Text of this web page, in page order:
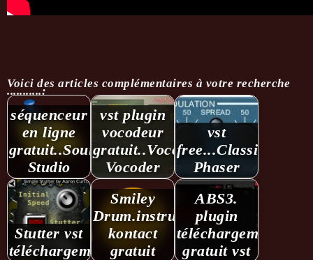
Voici des articles complémentaires à votre recherche
...........:
séquenceur
en ligne
gratuit..Soundation
Studio
vst plugin
vocodeur
gratuit..Vocov
Vocoder
vst
free...Classic
Phaser
Stutter vst
téléchargement
Smiley
Drum.instrument
kontact
gratuit
ABS3.
plugin
téléchargement
gratuit vst